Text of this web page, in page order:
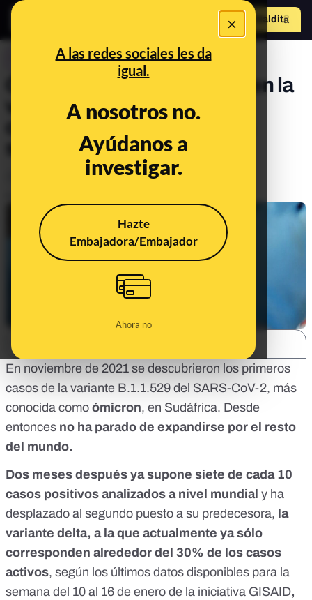
×
A las redes sociales les da
igual.
A nosotros no.
Ayúdanos a
investigar.
Hazte
Embajadora/Embajador
Ahora no
Hazte Maldito
CONTROL DEL PODER
Ómicron se ha convertido en la
variante mayoritaria del
coronavirus: en España ya
supone el 80%
En noviembre de 2021 se descubrieron los primeros
casos de la variante B.1.1.529 del SARS-CoV-2, más
conocida como ómicron, en Sudáfrica. Desde
entonces no ha parado de expandirse por el resto
del mundo.
Dos meses después ya supone siete de cada 10
casos positivos analizados a nivel mundial y ha
desplazado al segundo puesto a su predecesora, la
variante delta, a la que actualmente ya sólo
corresponden alrededor del 30% de los casos
activos, según los últimos datos disponibles para la
semana del 10 al 16 de enero de la iniciativa GISAID,